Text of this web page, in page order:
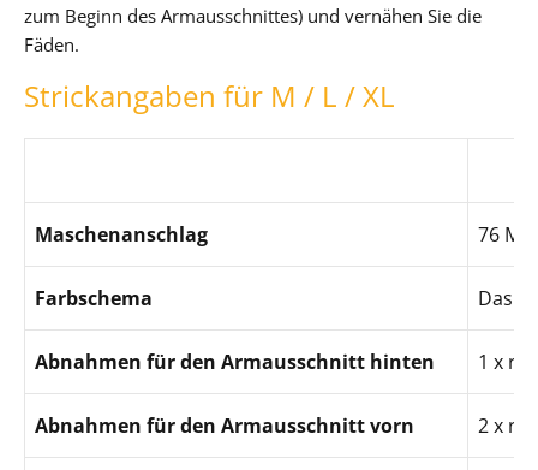
zum Beginn des Armausschnittes) und vernähen Sie die
Fäden.
Strickangaben für M / L / XL
Maschenanschlag 76
Farbschema Das
Abnahmen für den Armausschnitt hinten 1 x
Abnahmen für den Armausschnitt vorn 2 x